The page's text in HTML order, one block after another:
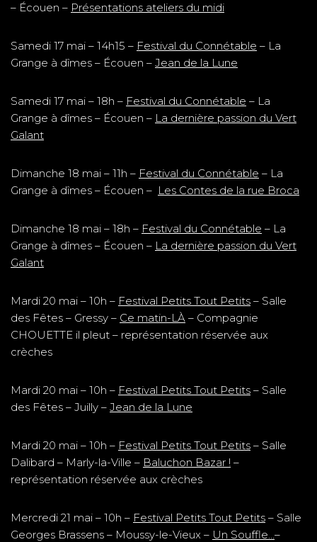
– Écouen – Présentations ateliers du midi
Samedi 17 mai – 14h15 – Festival du Connétable – La
Grange à dîmes – Écouen – Jean de la Lune
Samedi 17 mai – 18h – Festival du Connétable – La
Grange à dîmes – Écouen – La dernière passion du Vert
Galant
Dimanche 18 mai – 11h – Festival du Connétable – La
Grange à dîmes – Écouen – Les Contes de la rue Broca
Dimanche 18 mai – 18h – Festival du Connétable – La
Grange à dîmes – Écouen – La dernière passion du Vert
Galant
Mardi 20 mai – 10h – Festival Petits Tout Petits – Salle
des Fêtes – Gressy – Ce matin-LÀ – Compagnie
CHOUETTE il pleut – représentation réservée aux
crèches
Mardi 20 mai – 10h – Festival Petits Tout Petits – Salle
des Fêtes – Juilly – Jean de la Lune
Mardi 20 mai – 10h – Festival Petits Tout Petits – Salle
Dalibard – Marly-la-Ville – Baluchon Bazar ! –
représentation réservée aux crèches
Mercredi 21 mai – 10h – Festival Petits Tout Petits – Salle
Georges Brassens – Moussy-le-Vieux – Un Souffle…–